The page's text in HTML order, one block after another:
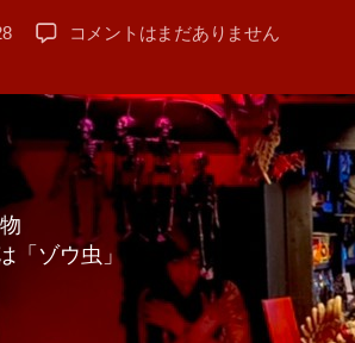
T
A
2014
巨
大
へ
の
コメントはまだありません
「ゾウ虫」